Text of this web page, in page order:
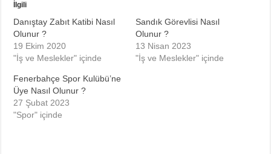
İlgili
Danıştay Zabıt Katibi Nasıl
Olunur ?
19 Ekim 2020
"İş ve Meslekler" içinde
Sandık Görevlisi Nasıl
Olunur ?
13 Nisan 2023
"İş ve Meslekler" içinde
Fenerbahçe Spor Kulübü’ne
Üye Nasıl Olunur ?
27 Şubat 2023
"Spor" içinde